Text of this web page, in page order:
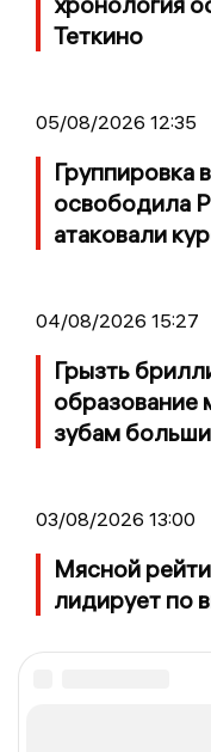
Теткино
05/08/2026 12:35
Группировка
освободила
атаковали
04/08/2026 15:27
Грызть
образование
зубам
03/08/2026 13:00
Мясной
лидирует по